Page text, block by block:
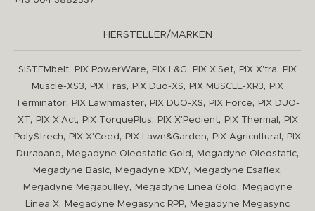
HERSTELLER/MARKEN
SISTEMbelt, PIX PowerWare, PIX L&G, PIX X'Set, PIX X'tra,
PIX
Muscle-XS3, PIX Fras, PIX Duo-XS, PIX MUSCLE-XR3,
PIX
Terminator, PIX Lawnmaster, PIX DUO-XS, PIX Force,
PIX DUO-
XT, PIX X'Act, PIX TorquePlus, PIX X'Pedient, PIX Thermal ,
PIX
PolyStrech, PIX X'Ceed , PIX Lawn&Garden, PIX Agricultural ,
PIX
Duraband , Megadyne Oleostatic Gold , Megadyne Oleostatic,
Megadyne Basic, Megadyne XDV, Megadyne Esaflex,
Megadyne Megapulley, Megadyne Linea Gold ,
Megadyne
Linea X, Megadyne Megasync RPP, Megadyne Megasync